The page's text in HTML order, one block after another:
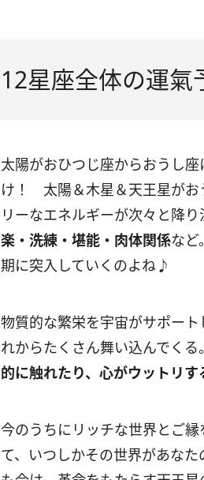
12星座全体の運氣
太陽がおひつじ座からおうし
け！ 太陽＆木星＆天王星がお
リーなエネルギーが次々と降
楽・洗練・堪能・肉体関係など
期に突入していくのよね♪
物質的な繁栄を宇宙がサポー
れからたくさん舞い込んでくる
的に触れたり、心がウットリ
今のうちにリッチな世界とご
て、いつしかその世界があな